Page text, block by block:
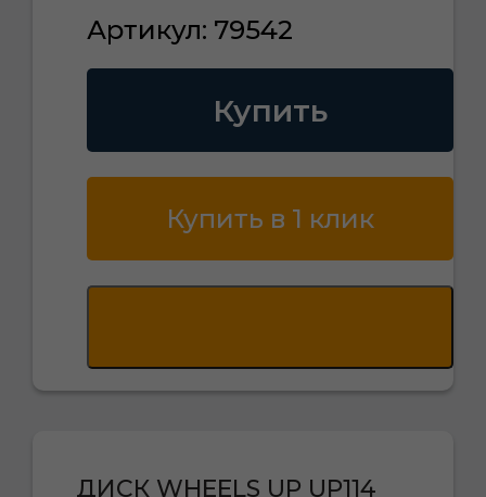
Артикул: 79542
Купить
Купить в 1 клик
ДИСК WHEELS UP UP114